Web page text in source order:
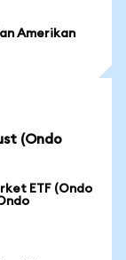
Amerikan
(Ondo
ETF (Ondo